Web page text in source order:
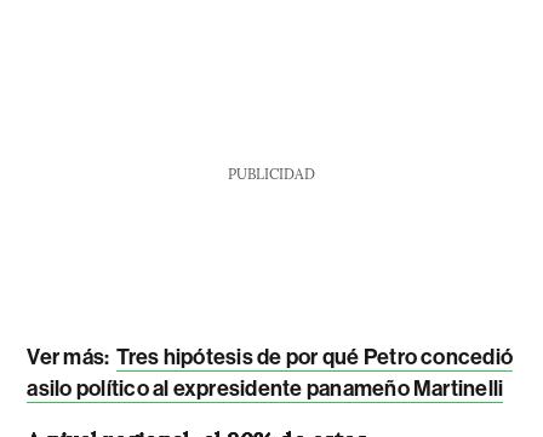
PUBLICIDAD
Ver más: Tres hipótesis de por qué Petro concedió
asilo político al expresidente panameño Martinelli